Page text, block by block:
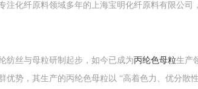
注化纤原料领域多年的上海宝明化纤原料有限公司
纺丝与母粒研制起步，如今已成为丙纶色母粒生产
势，其生产的丙纶色母粒以 “高着色力、优分散